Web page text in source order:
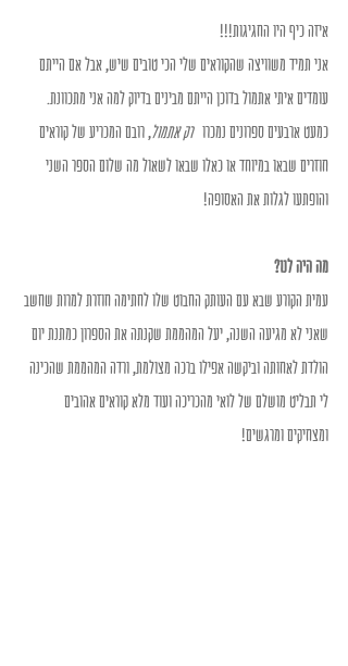
איזה כיף היו החגיגות!!!
אני תמיד משוויצה שהקוראים שלי הכי טובים שיש, אבל אם הייתם
עומדים איתי אתמול בדוכן הייתם מבינים בדיוק למה אני מתכוונת.
כמעט ארבעים ספרונים נמכרו רק אתמול, רובם המכריע של קוראים
חוזרים שבאו במיוחד או כאלו שבאו לשאול מה שלום הספר השני
והופתעו לגלות את האסופה!
מה היה לנו?
עמית הקורע שבא עם העותק החבוט שלו לחתימה חוזרת למרות שחשב
שאני לא מגיעה השנה, יעל המהממת שקנתה את הספרון כמתנת יום
הולדת לאחותה וביקשה אפילו ברכה מצולמת, ורדה המהממת שהכינה
לי תבליט מושלם של לואי מהכריכה ועוד מלא קוראים אהובים
ומצחיקים ומרגשים!